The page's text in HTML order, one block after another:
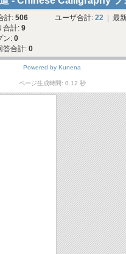
ユーザ合計: 22 最
計: 506
合計: 9
ン: 0
答合計: 0
Powered by Kunena
ページ生成時間: 0.12 秒